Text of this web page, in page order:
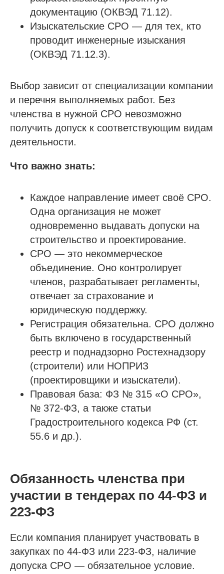
документацию (ОКВЭД 71.12).
Изыскательские СРО — для тех, кто
проводит инженерные изыскания
(ОКВЭД 71.12.3).
Выбор зависит от специализации компании
и перечня выполняемых работ. Без
членства в нужной СРО невозможно
получить допуск к соответствующим видам
деятельности.
Что важно знать:
Каждое направление имеет своё СРО.
Одна организация не может
одновременно выдавать допуски на
строительство и проектирование.
СРО — это некоммерческое
объединение. Оно контролирует
членов, разрабатывает регламенты,
отвечает за страхование и
юридическую поддержку.
Регистрация обязательна. СРО должно
быть включено в государственный
реестр и поднадзорно Ростехнадзору
(строители) или НОПРИЗ
(проектировщики и изыскатели).
Правовая база: ФЗ № 315 «О СРО»,
№ 372-ФЗ, а также статьи
Градостроительного кодекса РФ (ст.
55.6 и др.).
Обязанность членства при
участии в тендерах по 44-ФЗ и
223-ФЗ
Если компания планирует участвовать в
закупках по 44-ФЗ или 223-ФЗ, наличие
допуска СРО — обязательное условие.